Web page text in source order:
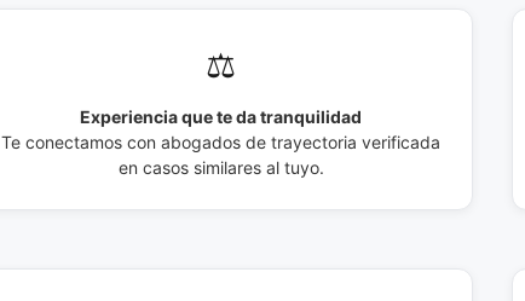
⚖️
Experiencia que te da tranquilidad
Te conectamos con abogados de trayectoria verificada
en casos similares al tuyo.